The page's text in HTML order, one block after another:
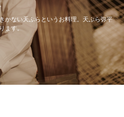
かない天ぷらというお料理。天ぷら弥平
ます。